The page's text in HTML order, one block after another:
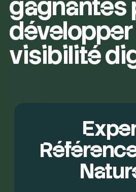
gagnantes
visibilité